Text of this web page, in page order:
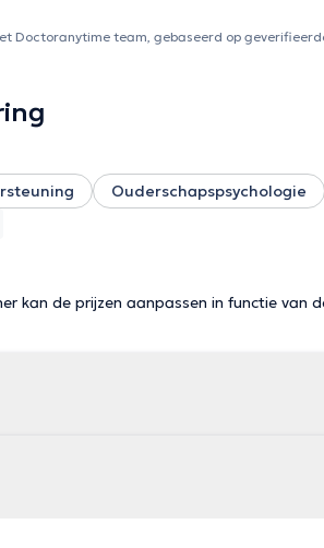
Doctoranytime team, gebaseerd op
Ouderschapspsychologie
kan de prijzen aanpassen in functie van